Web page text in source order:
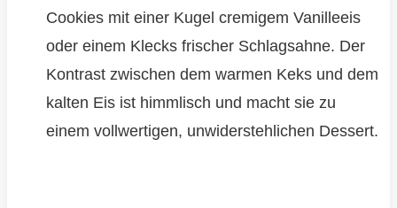
Cookies mit einer Kugel cremigem Vanilleeis
oder einem Klecks frischer Schlagsahne. Der
Kontrast zwischen dem warmen Keks und dem
kalten Eis ist himmlisch und macht sie zu
einem vollwertigen, unwiderstehlichen Dessert.